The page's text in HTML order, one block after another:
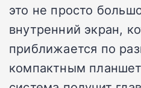
это не просто
внутренний экран,
приближается по
компактным